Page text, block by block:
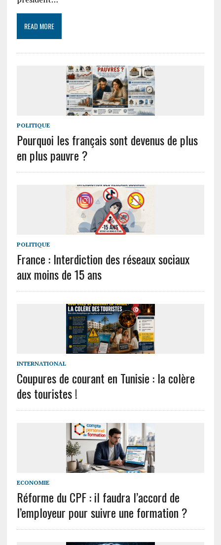
READ MORE
POLITIQUE
Pourquoi les français sont devenus de plus
en plus pauvre ?
POLITIQUE
France : Interdiction des réseaux sociaux
aux moins de 15 ans
INTERNATIONAL
Coupures de courant en Tunisie : la colère
des touristes !
ECONOMIE
Réforme du CPF : il faudra l’accord de
l’employeur pour suivre une formation ?